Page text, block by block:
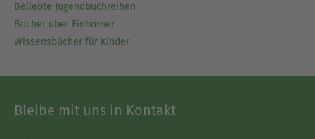
Beliebte Jugendbuchreihen
Bücher über Einhörner
Wissensbücher für Kinder
Bleibe mit uns in Kontakt